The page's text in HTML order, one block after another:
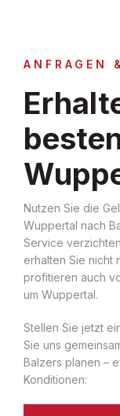
ANFRAGEN
Nutzen Sie die
Wuppertal nach
Service
erhalten Sie nicht
profitieren auch
um Wuppertal.
Stellen Sie jetzt
Sie uns
Balzers planen –
Konditionen: